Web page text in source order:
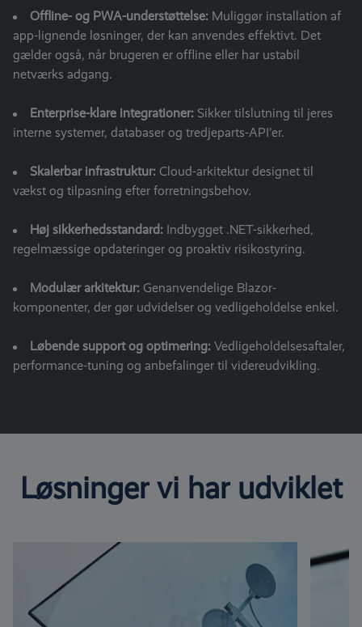
Offline- og PWA-understøttelse: Muliggør installation af
app-lignende løsninger, der kan anvendes effektivt. Det
gælder også, når brugeren er offline eller har ustabil
netværks adgang.
Enterprise-klare integrationer: Sikker tilslutning til jeres
interne systemer, databaser og tredjeparts-API’er.
Skalerbar infrastruktur: Cloud-arkitektur designet til
vækst og tilpasning efter forretningsbehov.
Høj sikkerhedsstandard: Indbygget .NET-sikkerhed,
regelmæssige opdateringer og proaktiv risikostyring.
Modulær arkitektur: Genanvendelige Blazor-
komponenter, der gør udvidelser og vedligeholdelse enkel.
Løbende support og optimering: Vedligeholdelsesaftaler,
performance-tuning og anbefalinger til videreudvikling.
Løsninger vi har udviklet